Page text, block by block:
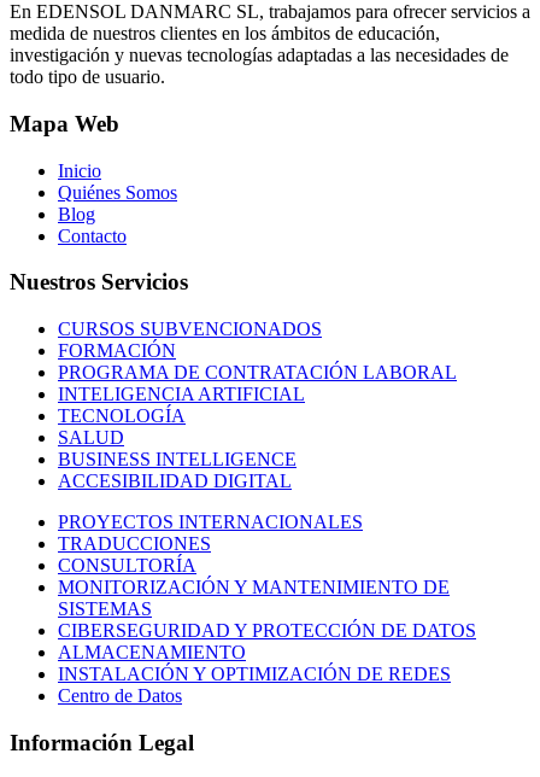
En EDENSOL DANMARC SL, trabajamos para ofrecer servicios a
medida de nuestros clientes en los ámbitos de educación,
investigación y nuevas tecnologías adaptadas a las necesidades de
todo tipo de usuario.
Mapa Web
Inicio
Quiénes Somos
Blog
Contacto
Nuestros Servicios
CURSOS SUBVENCIONADOS
FORMACIÓN
PROGRAMA DE CONTRATACIÓN LABORAL
INTELIGENCIA ARTIFICIAL
TECNOLOGÍA
SALUD
BUSINESS INTELLIGENCE
ACCESIBILIDAD DIGITAL
PROYECTOS INTERNACIONALES
TRADUCCIONES
CONSULTORÍA
MONITORIZACIÓN Y MANTENIMIENTO DE
SISTEMAS
CIBERSEGURIDAD Y PROTECCIÓN DE DATOS
ALMACENAMIENTO
INSTALACIÓN Y OPTIMIZACIÓN DE REDES
Centro de Datos
Información Legal